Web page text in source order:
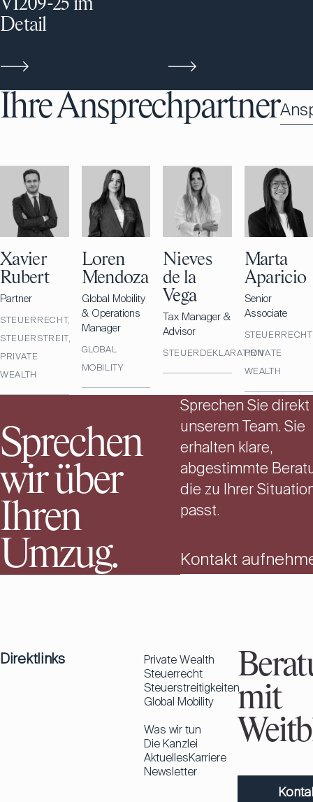
V1209-25 im
Detail
Ihre Ansprechpartner
Xavier
Rubert
Partner
STEUERRECHT,
STEUERSTREIT,
PRIVATE
WEALTH
Loren
Mendoza
Global Mobility
& Operations
Manager
GLOBAL
MOBILITY
Nieves
de la
Vega
Tax Manager &
Advisor
STEUERDEKLARATION
Marta
Aparicio
Senior
Associate
PRIVATE
WEALTH
Sprechen
wir über
Ihren
Umzug.
Sprechen Sie
unserem Team. Sie
erhalten klare,
abgestimmte
die zu Ihrer
passt.
Kontakt
Direktlinks
Private Wealth
Steuerrecht
Steuerstreitigkeiten
Global Mobility
Was wir tun
Die Kanzlei
AktuellesKarriere
Newsletter
mit